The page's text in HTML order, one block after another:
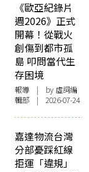
《歐亞紀錄片
週2026》正式
開幕！從戰火
創傷到都市孤
島 叩問當代生
存困境
報導 | by 虛詞編
輯部 | 2026-07-24
嘉達物流台灣
分部憂踩紅線
拒運「違規」